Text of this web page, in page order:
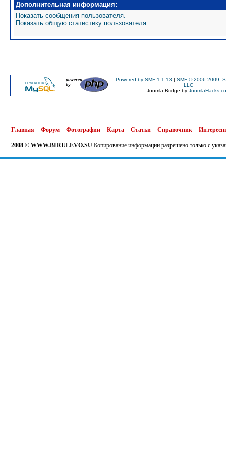
Дополнительная информация:
Показать сообщения пользователя.
Показать общую статистику пользователя.
Powered by SMF 1.1.13 | SMF © 2006-2009,
LLC
Joomla Bridge by
Главная Форум Фотографии Карта Статьи Справочник
2008 © WWW.BIRULEVO.SU Копирование информации разрешено только с